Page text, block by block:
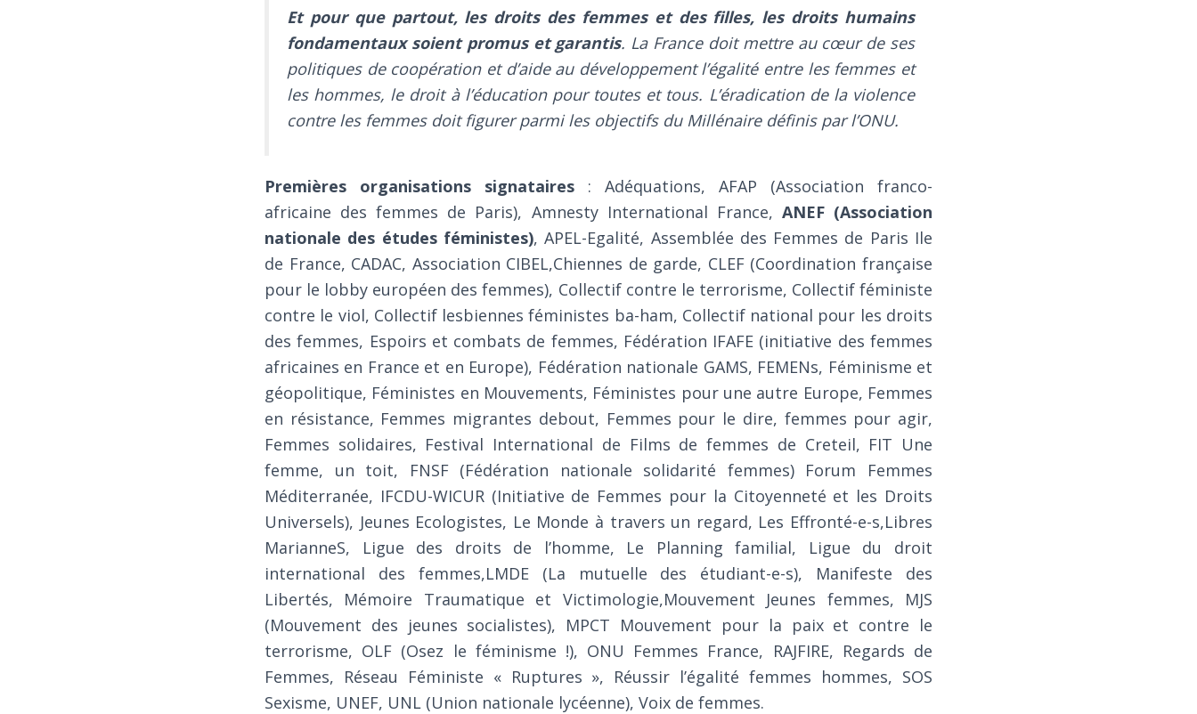
Et pour que partout, les droits des femmes et des filles, les droits humains
fondamentaux soient promus et garantis. La France doit mettre au cœur de ses
politiques de coopération et d’aide au développement l’égalité entre les femmes et
les hommes, le droit à l’éducation pour toutes et tous. L’éradication de la violence
contre les femmes doit figurer parmi les objectifs du Millénaire définis par l’ONU.
Premières organisations signataires : Adéquations, AFAP (Association franco-
africaine des femmes de Paris), Amnesty International France, ANEF (Association
nationale des études féministes), APEL-Egalité, Assemblée des Femmes de Paris Ile
de France, CADAC, Association CIBEL,Chiennes de garde, CLEF (Coordination française
pour le lobby européen des femmes), Collectif contre le terrorisme, Collectif féministe
contre le viol, Collectif lesbiennes féministes ba-ham, Collectif national pour les droits
des femmes, Espoirs et combats de femmes, Fédération IFAFE (initiative des femmes
africaines en France et en Europe), Fédération nationale GAMS, FEMENs, Féminisme et
géopolitique, Féministes en Mouvements, Féministes pour une autre Europe, Femmes
en résistance, Femmes migrantes debout, Femmes pour le dire, femmes pour agir,
Femmes solidaires, Festival International de Films de femmes de Creteil, FIT Une
femme, un toit, FNSF (Fédération nationale solidarité femmes) Forum Femmes
Méditerranée, IFCDU-WICUR (Initiative de Femmes pour la Citoyenneté et les Droits
Universels), Jeunes Ecologistes, Le Monde à travers un regard, Les Effronté-e-s,Libres
MarianneS, Ligue des droits de l’homme, Le Planning familial, Ligue du droit
international des femmes,LMDE (La mutuelle des étudiant-e-s), Manifeste des
Libertés, Mémoire Traumatique et Victimologie,Mouvement Jeunes femmes, MJS
(Mouvement des jeunes socialistes), MPCT Mouvement pour la paix et contre le
terrorisme, OLF (Osez le féminisme !), ONU Femmes France, RAJFIRE, Regards de
Femmes, Réseau Féministe « Ruptures », Réussir l’égalité femmes hommes, SOS
Sexisme, UNEF, UNL (Union nationale lycéenne), Voix de femmes.